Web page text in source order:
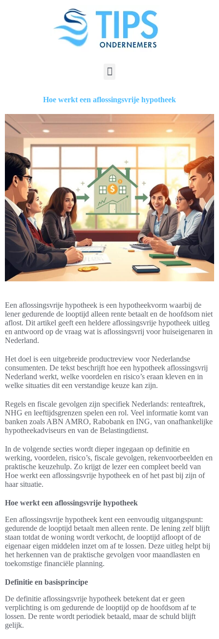
Hoe werkt een aflossingsvrije hypotheek
Een aflossingsvrije hypotheek is een hypotheekvorm waarbij de
lener gedurende de looptijd alleen rente betaalt en de hoofdsom niet
aflost. Dit artikel geeft een heldere aflossingsvrije hypotheek uitleg
en antwoord op de vraag wat is aflossingsvrij voor huiseigenaren in
Nederland.
Het doel is een uitgebreide productreview voor Nederlandse
consumenten. De tekst beschrijft hoe een hypotheek aflossingsvrij
Nederland werkt, welke voordelen en risico’s eraan kleven en in
welke situaties dit een verstandige keuze kan zijn.
Regels en fiscale gevolgen zijn specifiek Nederlands: renteaftrek,
NHG en leeftijdsgrenzen spelen een rol. Veel informatie komt van
banken zoals ABN AMRO, Rabobank en ING, van onafhankelijke
hypotheekadviseurs en van de Belastingdienst.
In de volgende secties wordt dieper ingegaan op definitie en
werking, voordelen, risico’s, fiscale gevolgen, rekenvoorbeelden en
praktische keuzehulp. Zo krijgt de lezer een compleet beeld van
Hoe werkt een aflossingsvrije hypotheek en of het past bij zijn of
haar situatie.
Hoe werkt een aflossingsvrije hypotheek
Een aflossingsvrije hypotheek kent een eenvoudig uitgangspunt:
gedurende de looptijd betaalt men alleen rente. De lening zelf blijft
staan totdat de woning wordt verkocht, de looptijd afloopt of de
eigenaar eigen middelen inzet om af te lossen. Deze uitleg helpt bij
het herkennen van de praktische gevolgen voor maandlasten en
toekomstige financiële planning.
Definitie en basisprincipe
De definitie aflossingsvrije hypotheek betekent dat er geen
verplichting is om gedurende de looptijd op de hoofdsom af te
lossen. De rente wordt periodiek betaald, maar de schuld blijft
gelijk.